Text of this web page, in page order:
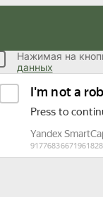
Нажимая на
данных